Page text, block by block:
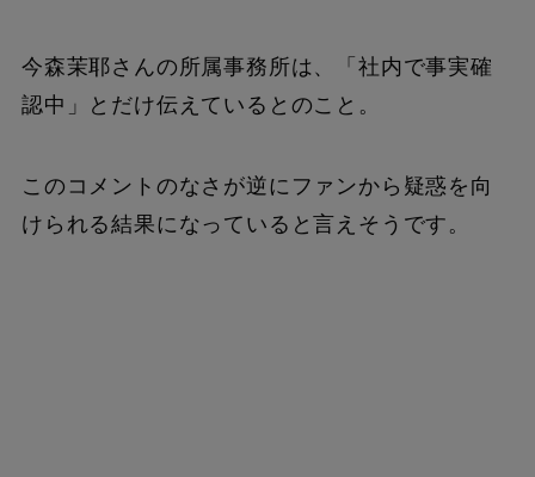
今森茉耶さんの所属事務所は、「社内で事実確
認中」とだけ伝えているとのこと。
このコメントのなさが逆にファンから疑惑を向
けられる結果になっていると言えそうです。